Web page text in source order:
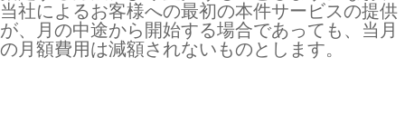
当社によるお客様への最初の本件サービスの提供
が、月の中途から開始する場合であっても、当月
の月額費用は減額されないものとします。